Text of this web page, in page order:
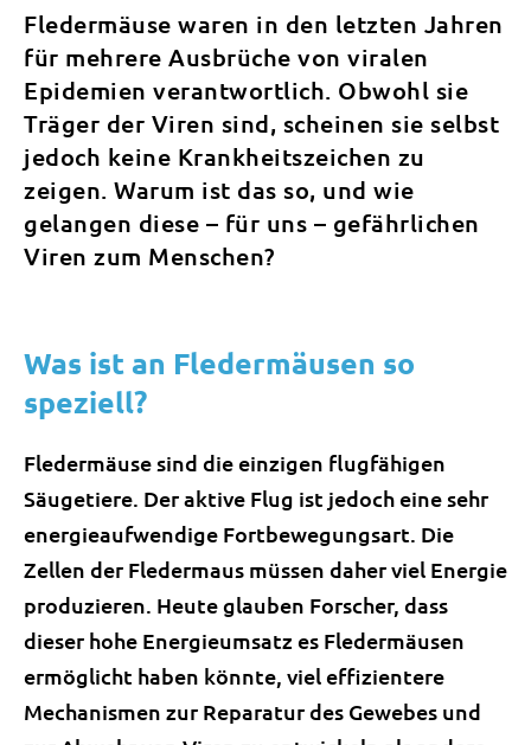
Fledermäuse waren in den letzten Jahren
für mehrere Ausbrüche von viralen
Epidemien verantwortlich. Obwohl sie
Träger der Viren sind, scheinen sie selbst
jedoch keine Krankheitszeichen zu
zeigen. Warum ist das so, und wie
gelangen diese – für uns – gefährlichen
Viren zum Menschen?
Was ist an Fledermäusen so
speziell?
Fledermäuse sind die einzigen flugfähigen
Säugetiere. Der aktive Flug ist jedoch eine sehr
energieaufwendige Fortbewegungsart. Die
Zellen der Fledermaus müssen daher viel Energie
produzieren. Heute glauben Forscher, dass
dieser hohe Energieumsatz es Fledermäusen
ermöglicht haben könnte, viel effizientere
Mechanismen zur Reparatur des Gewebes und